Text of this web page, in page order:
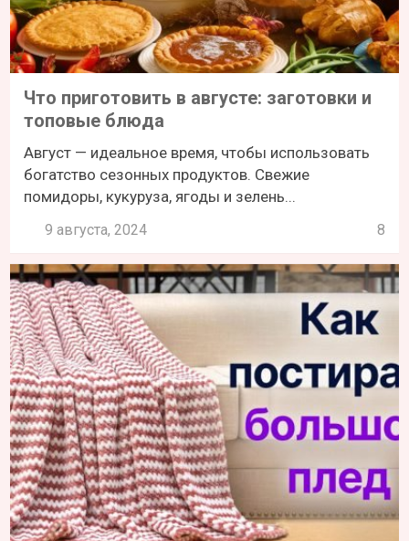
Что приготовить в августе: заготовки и
топовые блюда
Август — идеальное время, чтобы использовать
богатство сезонных продуктов. Свежие
помидоры, кукуруза, ягоды и зелень...
9 августа, 2024 8